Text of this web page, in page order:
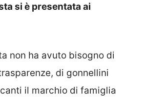
si è presentata ai
non ha avuto bisogno di
di gonnellini
il marchio di famiglia